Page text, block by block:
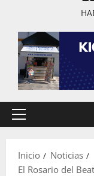
Menú
Inicio
Noticias
El Rosario del